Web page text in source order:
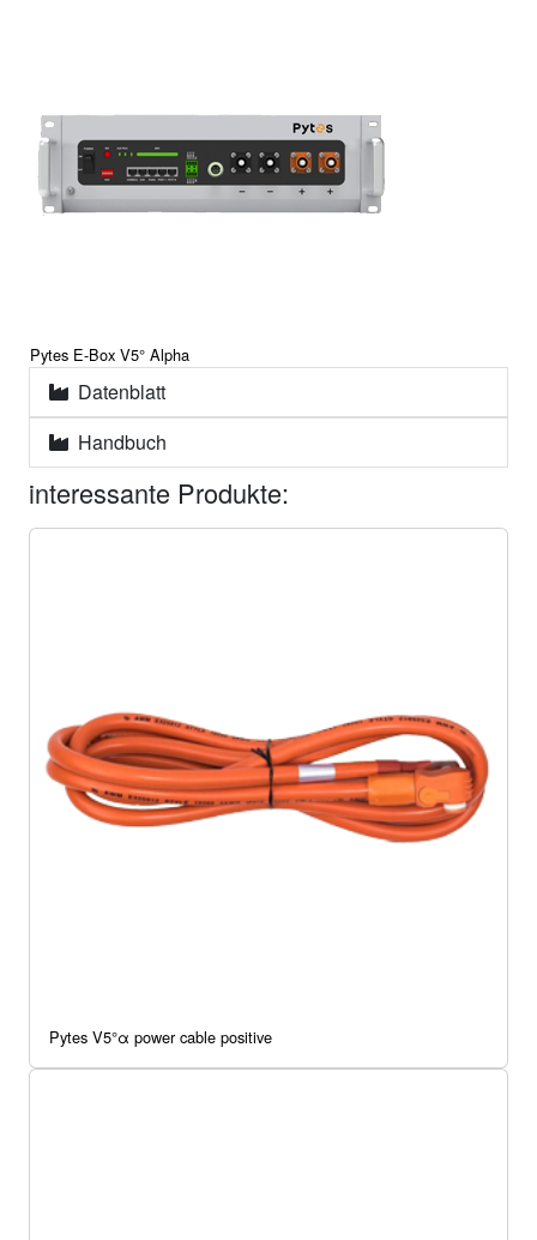
Pytes E-Box V5° Alpha
Datenblatt
Handbuch
interessante Produkte:
Pytes V5°α power cable positive